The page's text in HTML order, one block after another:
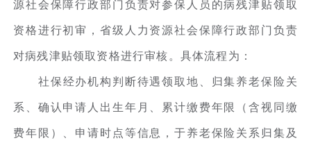
源社会保障行政部门负责对参保人员的病残津贴领取
资格进行初审，省级人力资源社会保障行政部门负责
对病残津贴领取资格进行审核。具体流程为：
社保经办机构判断待遇领取地、归集养老保险关
系、确认申请人出生年月、累计缴费年限（含视同缴
费年限）、申请时点等信息，于养老保险关系归集及